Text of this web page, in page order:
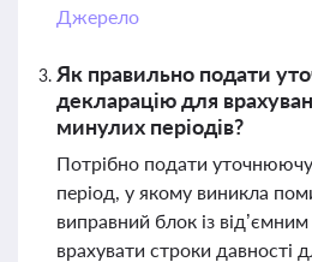
Джерело
Як правильно подати
декларацію для
минулих періодів?
Потрібно подати
період, у якому виникла
виправний блок із від’ємним
врахувати строки давності